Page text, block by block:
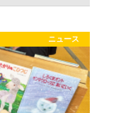
ニュース